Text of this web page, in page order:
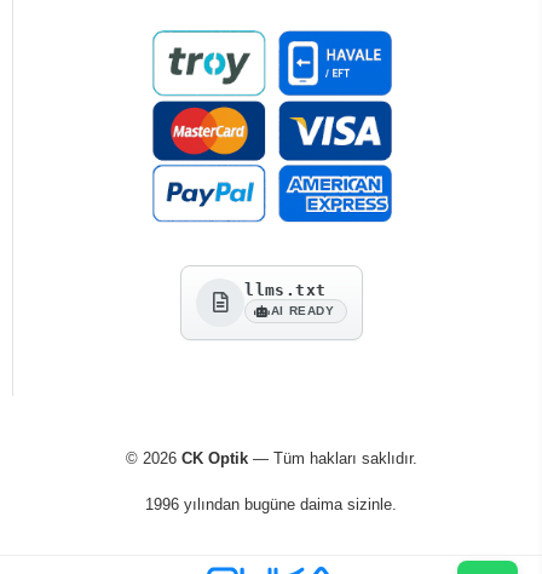
llms.txt
AI READY
© 2026 CK Optik— Tüm hakları saklıdır.
1996 yılından bugüne daima sizinle.